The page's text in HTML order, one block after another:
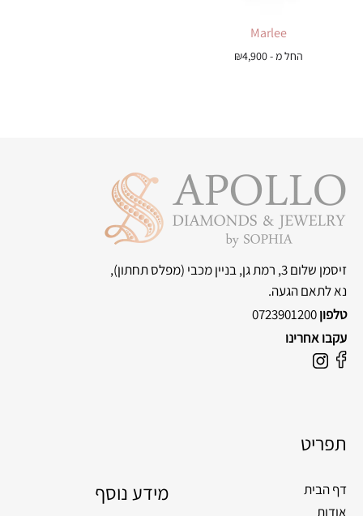
Marlee
החל מ - ₪4,900
זיסמן שלום 3, רמת גן, בניין מכבי
(מפלס תחתון),
נא לתאם הגעה.
טלפון0723901200
עקבו אחרינו
F
b
o
k
I
a
r
a
תפריט
דף הבית
אודות
מידע נוסף